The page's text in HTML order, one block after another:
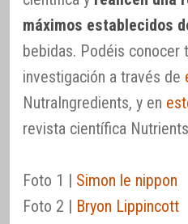
máximos establecidos
bebidas. Podéis
investigación a través de
NutraIngredients, y en
revista científica
Foto 1 | Simon le nippon
Foto 2 | Bryon Lippincott